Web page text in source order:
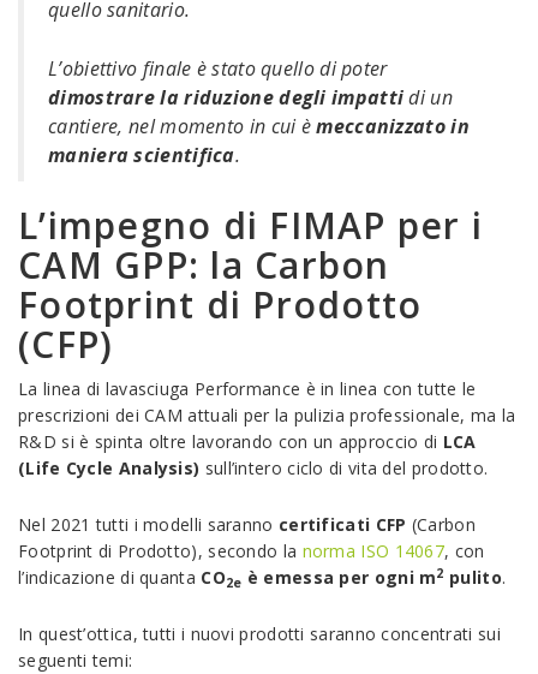
quello sanitario.
L’obiettivo finale è stato quello di poter
dimostrare la riduzione degli impattidi un
cantiere, nel momento in cui èmeccanizzato in
maniera scientifica.
L’impegno di FIMAP per i
CAM GPP: la Carbon
Footprint di Prodotto
(CFP)
La linea di lavasciuga Performance è in linea con tutte le
prescrizioni dei CAM attuali per la pulizia professionale, ma la
R&D si è spinta oltre lavorando con un approccio di LCA
(Life Cycle Analysis) sull’intero ciclo di vita del prodotto.
Nel 2021 tutti i modelli saranno certificati CFP (Carbon
Footprint di Prodotto), secondo la norma ISO 14067, con
l’indicazione di quanta CO2e è emessa per ogni m2 pulito.
In quest’ottica, tutti i nuovi prodotti saranno concentrati sui
seguenti temi: